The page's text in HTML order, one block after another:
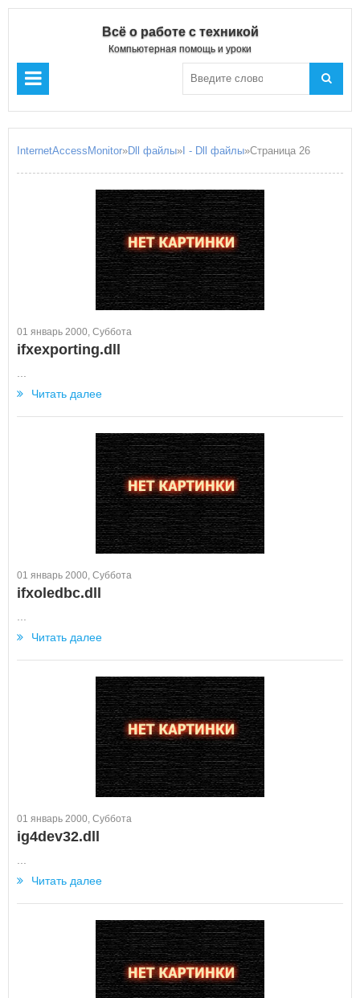
Всё о работе с техникой
Компьютерная помощь и уроки
InternetAccessMonitor»Dll файлы» I - Dll файлы»Страница 26
01 январь 2000, Суббота
ifxexporting.dll
Читать далее
01 январь 2000, Суббота
ifxoledbc.dll
Читать далее
01 январь 2000, Суббота
ig4dev32.dll
Читать далее